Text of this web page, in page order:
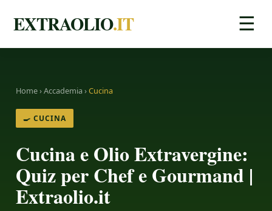
EXTRAOLIO.IT ☰
Home›Accademia ›Cucina
🍳 CUCINA
Cucina e Olio Extravergine:
Quiz per Chef e Gourmand |
Extraolio.it